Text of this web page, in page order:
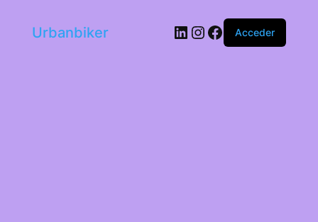
Urbanbiker LinkedIn
Instagram
Facebook
Acceder